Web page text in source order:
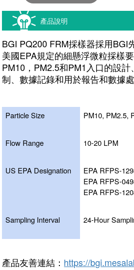
產品說明
BGI PQ200 FRM採樣器採用BGI
美國EPA規定的細懸浮微粒採樣
PM10，PM2.5和PM1入口的設
制、數據記錄和用於報告和數據處
Particle Size PM10, PM2.5,
Flow Range 10-20 LPM
US EPA Designation
EPA RFPS-
EPA RFPS-
EPA RFPS-
Sampling Interval 24-Hour
產品友善連結： https://